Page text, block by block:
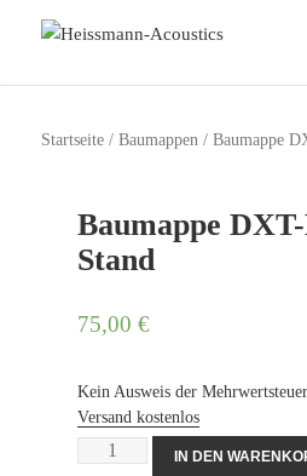
Heissmann-
Startseite /Baumappen / Baumappe
Baumappe
Stand
75,00 €
Kein Ausweis der
Versand kostenlos
Baumappe
IN DEN